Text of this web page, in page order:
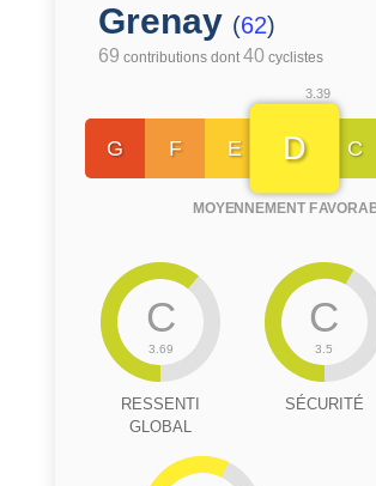
Grenay (62)
69 contributions dont40 cyclistes
G F E
3.39
D
MOYENNEMENT
C
C
3.69
RESSENTI
GLOBAL
C
3.5
SÉCURITÉ